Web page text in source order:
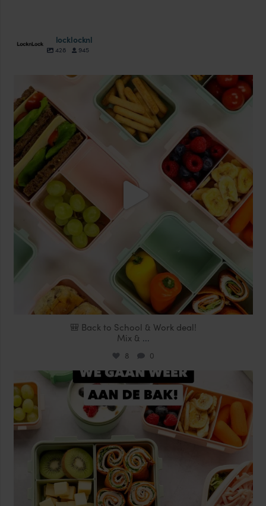
locklocknl
428 945
locklocknl
Aug 18
🎒 Back to School & Work deal!
Mix & ...
8 0
locklocknl
Aug 14